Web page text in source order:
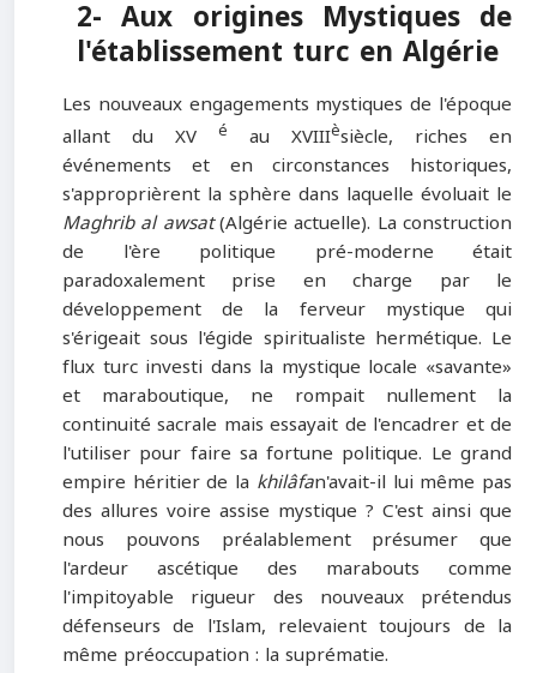
2- Aux origines Mystiques de
l'établissement turc en Algérie
Les nouveaux engagements mystiques de l'époque
allant du XV é au XVIIIèsiècle, riches en
événements et en circonstances historiques,
s'approprièrent la sphère dans laquelle évoluait le
Maghrib al awsat(Algérie actuelle). La construction
de l'ère politique pré-moderne était
paradoxalement prise en charge par le
développement de la ferveur mystique qui
s'érigeait sous l'égide spiritualiste hermétique. Le
flux turc investi dans la mystique locale «savante»
et maraboutique, ne rompait nullement la
continuité sacrale mais essayait de l'encadrer et de
l'utiliser pour faire sa fortune politique. Le grand
empire héritier de la khilâfan'avait-il lui même pas
des allures voire assise mystique ? C'est ainsi que
nous pouvons préalablement présumer que
l'ardeur ascétique des marabouts comme
l'impitoyable rigueur des nouveaux prétendus
défenseurs de l'Islam, relevaient toujours de la
même préoccupation : la suprématie.